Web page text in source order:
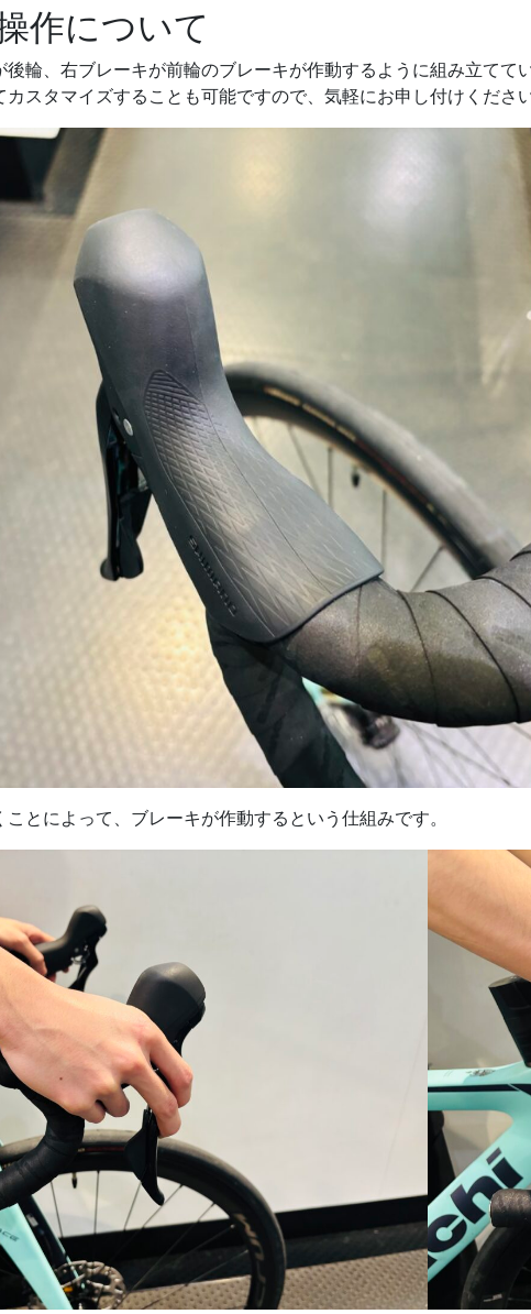
作について
輪、右ブレーキが前輪のブレーキが作動するように組み立ててい
スタマイズすることも可能ですので、気軽にお申し付けください
とによって、ブレーキが作動するという仕組みです。